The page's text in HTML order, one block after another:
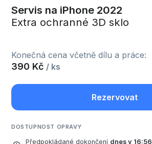
Servis na iPhone 2022
Extra ochranné 3D sklo
Konečná cena včetně dílu a práce:
390 Kč / ks
Rezervovat
DOSTUPNOST OPRAVY
Předpokládané dokončení dnes v 16:56